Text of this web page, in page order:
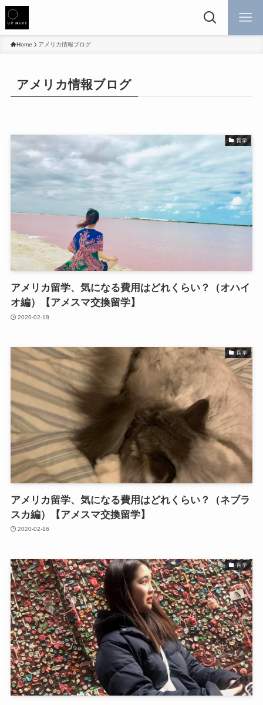
Home アメリカ情報ブログ
アメリカ情報ブログ
留学
アメリカ留学、気になる費用はどれくらい？（オハイ
オ編）【アメスマ交換留学】
2020-02-18
留学
アメリカ留学、気になる費用はどれくらい？（ネブラ
スカ編）【アメスマ交換留学】
2020-02-16
留学